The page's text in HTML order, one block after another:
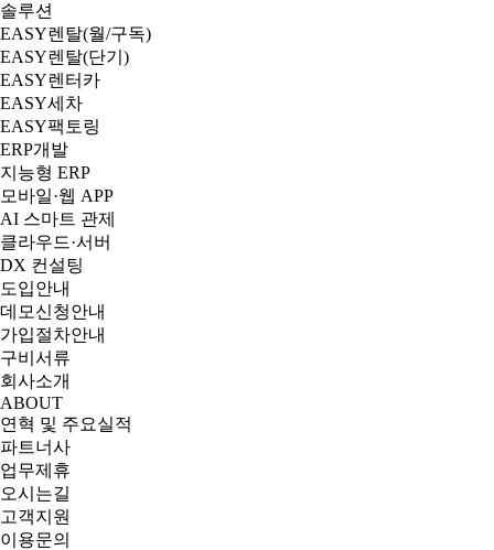
솔루션
EASY렌탈(월/구독)
EASY렌탈(단기)
EASY렌터카
EASY세차
EASY팩토링
ERP개발
지능형 ERP
모바일·웹 APP
AI 스마트 관제
클라우드·서버
DX 컨설팅
도입안내
데모신청안내
가입절차안내
구비서류
회사소개
ABOUT
연혁 및 주요실적
파트너사
업무제휴
오시는길
고객지원
이용문의